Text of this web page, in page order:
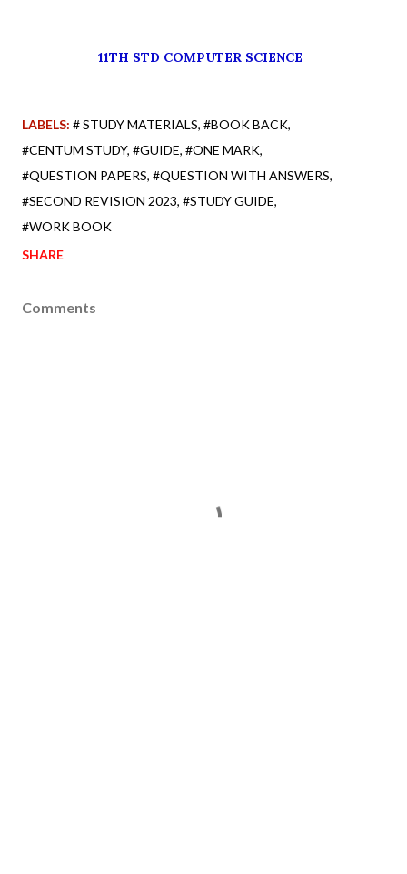
11TH STD COMPUTER SCIENCE
LABELS: # STUDY MATERIALS #BOOK BACK
#CENTUM STUDY #GUIDE #ONE MARK
#QUESTION PAPERS #QUESTION WITH ANSWERS
#SECOND REVISION 2023 #STUDY GUIDE
#WORK BOOK
SHARE
Comments